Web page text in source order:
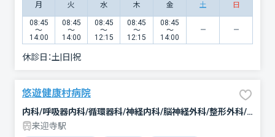
月 火 水 木 金 土 日
08:45
〜
14:00
08:45
〜
14:00
08:45
〜
12:15
08:45
〜
12:15
08:45
〜
14:00
休診日：土|日|祝
悠遊健康村病院
内科/呼吸器内科/循環器科/神経内科/脳神経外科/整形外科/形成外科/小児科/精神科・神経科/リウマチ科/リハビリテーション
来迎寺駅